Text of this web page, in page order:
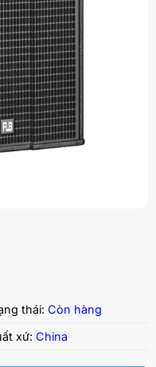
thái: Còn hàng
xứ: China